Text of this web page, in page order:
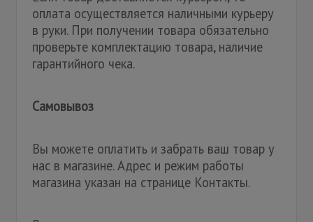
оплата осуществляется наличными курьеру
в руки. При получении товара обязательно
проверьте комплектацию товара, наличие
гарантийного чека.
Самовывоз
Вы можете оплатить и забрать ваш товар у
нас в магазине. Адрес и режим работы
магазина указан на странице Контакты.